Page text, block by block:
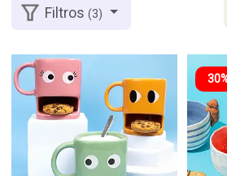
Filtros(3)